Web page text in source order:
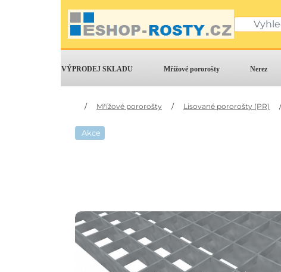
VÝPRODEJ SKLADU Mřížové pororošty Nerez
/ Mřížové pororošty / Lisované pororošty (PR) /
Akce